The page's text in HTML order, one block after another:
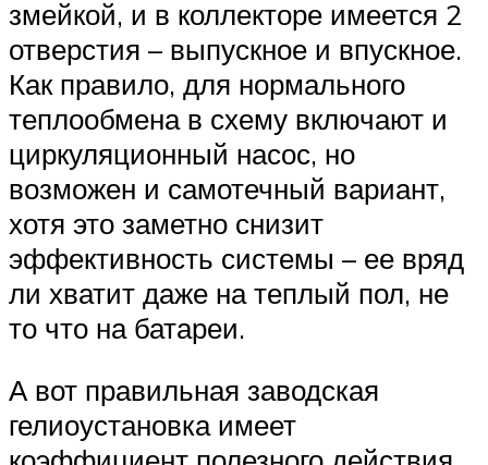
змейкой, и в коллекторе имеется 2
отверстия – выпускное и впускное.
Как правило, для нормального
теплообмена в схему включают и
циркуляционный насос, но
возможен и самотечный вариант,
хотя это заметно снизит
эффективность системы – ее вряд
ли хватит даже на теплый пол, не
то что на батареи.
А вот правильная заводская
гелиоустановка имеет